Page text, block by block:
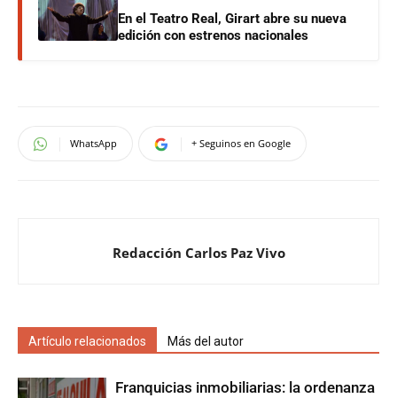
En el Teatro Real, Girart abre su nueva
edición con estrenos nacionales
WhatsApp + Seguinos en Google
Redacción Carlos Paz Vivo
Artículo relacionados Más del autor
Franquicias inmobiliarias: la ordenanza